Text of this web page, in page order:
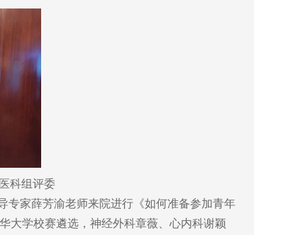
科组评委
家薛芳渝老师来院进行《如何准备参加青年
大学校赛遴选，神经外科章薇、心内科谢颖